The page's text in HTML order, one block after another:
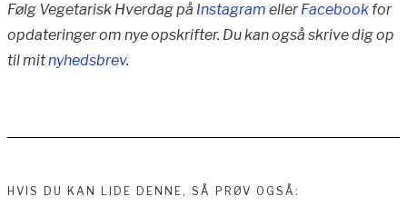
Følg Vegetarisk Hverdag på Instagram ellerFacebook for
opdateringer om nye opskrifter. Du kan også skrive dig op
til mitnyhedsbrev.
HVIS DU KAN LIDE DENNE, SÅ PRØV OGSÅ: